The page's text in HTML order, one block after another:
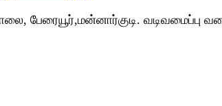
பேரையூர்,மன்னார்குடி.